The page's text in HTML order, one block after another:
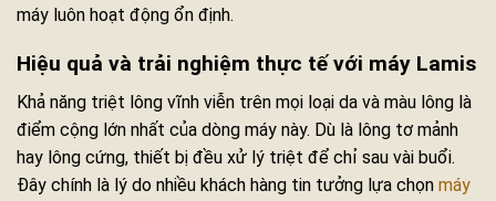
máy luôn hoạt động ổn định.
Hiệu quả và trải nghiệm thực tế với máy Lamis
Khả năng triệt lông vĩnh viễn trên mọi loại da và màu lông là
điểm cộng lớn nhất của dòng máy này. Dù là lông tơ mảnh
hay lông cứng, thiết bị đều xử lý triệt để chỉ sau vài buổi.
Đây chính là lý do nhiều khách hàng tin tưởng lựa chọn máy